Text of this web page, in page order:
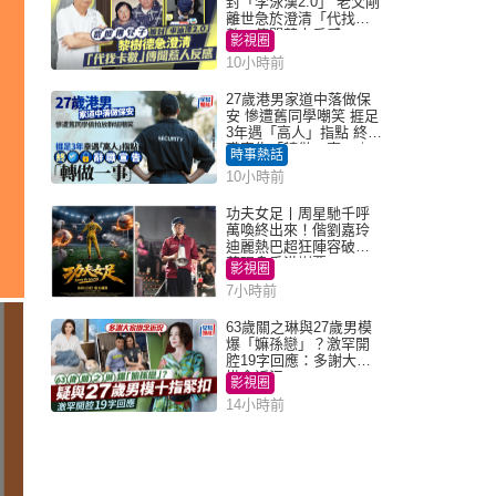
離世急於澄清「代找卡
數」傳聞惹人反感
影視圈
10小時前
27歲港男家道中落做保
安 慘遭舊同學嘲笑 捱足
3年遇「高人」指點 終辭
職宣告「轉做一事」｜
Juicy叮
時事熱話
10小時前
功夫女足丨周星馳千呼
萬喚終出來！偕劉嘉玲
迪麗熱巴超狂陣容破天
荒現身香港謝票
影視圈
7小時前
63歲關之琳與27歲男模
爆「嫲孫戀」？激罕開
腔19字回應：多謝大家
掛念近況
影視圈
14小時前